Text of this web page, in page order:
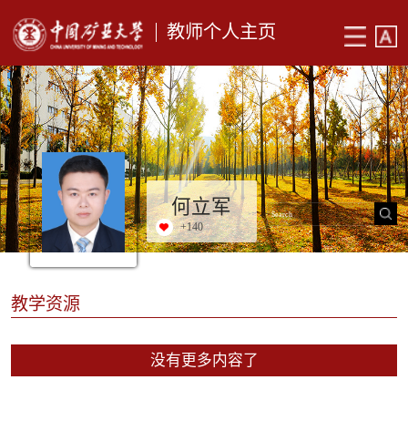
教师个人主页
何立军
+140
教学资源
没有更多内容了